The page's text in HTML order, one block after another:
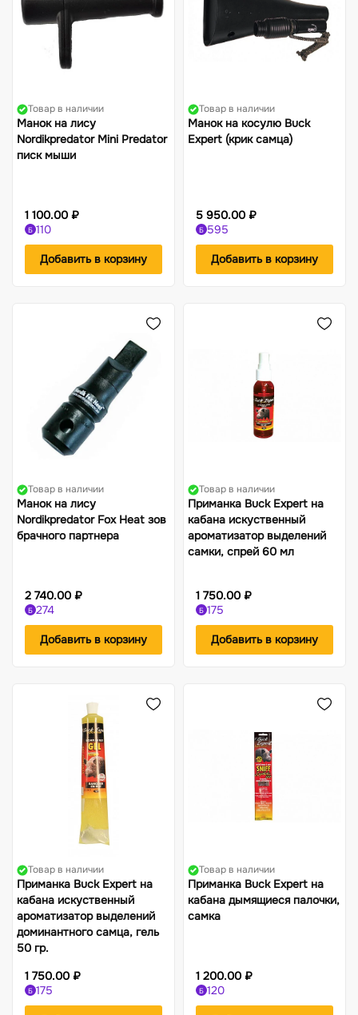
Товар в наличии
Манок на лису
Nordikpredator Mini Predator
писк мыши
1 100.00 ₽
Б 110
Добавить в корзину
Товар в наличии
Манок на косулю Buck
Expert (крик самца)
5 950.00 ₽
Б 595
Добавить в корзину
Товар в наличии
Манок на лису
Nordikpredator Fox Heat зов
брачного партнера
2 740.00 ₽
Б 274
Добавить в корзину
Товар в наличии
Приманка Buck Expert на
кабана искуственный
ароматизатор выделений
самки, спрей 60 мл
1 750.00 ₽
Б 175
Добавить в корзину
Товар в наличии
Приманка Buck Expert на
кабана искуственный
ароматизатор выделений
доминантного самца, гель
50 гр.
1 750.00 ₽
Б 175
Товар в наличии
Приманка Buck Expert на
кабана дымящиеся палочки,
самка
1 200.00 ₽
Б 120